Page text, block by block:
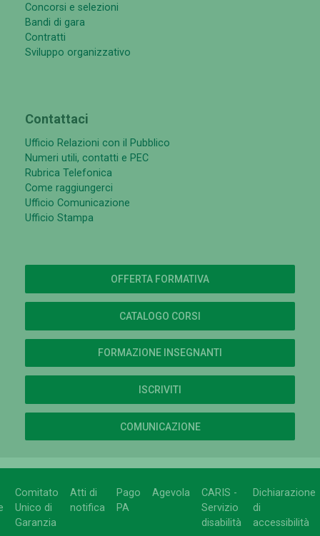
Concorsi e selezioni
Bandi di gara
Contratti
Sviluppo organizzativo
Contattaci
Ufficio Relazioni con il Pubblico
Numeri utili, contatti e PEC
Rubrica Telefonica
Come raggiungerci
Ufficio Comunicazione
Ufficio Stampa
OFFERTA FORMATIVA
CATALOGO CORSI
FORMAZIONE INSEGNANTI
ISCRIVITI
COMUNICAZIONE
Comitato
Unico di
Garanzia
Atti di
notifica
Pago
PA
Agevola
CARIS -
Servizio
disabilità
Dichiarazione
di
accessibilità